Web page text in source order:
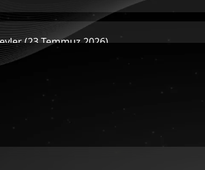
(23 Temmuz 2026)
(22 Temmuz 2026)